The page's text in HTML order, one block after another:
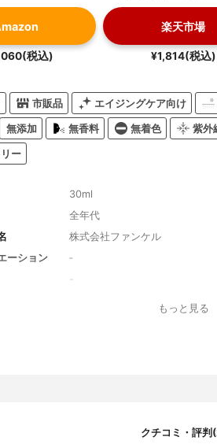
税込)
楽天市場
¥1,814(税込)
市販品 エイジングケア向け
無添加 無香料 無着色 紫外
ー
30ml
全年代
株式会社ファンケル
ーション
‐
ール、ラウロイルグルタミン
もっと見る
クチコミ・評判